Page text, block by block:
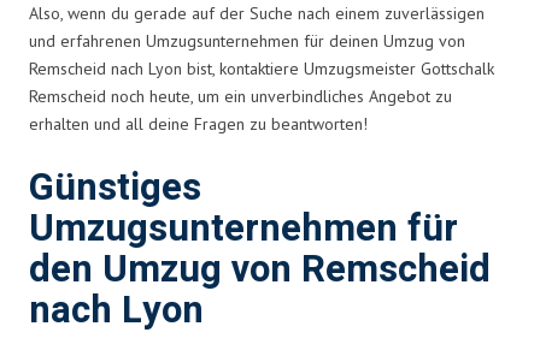
Also, wenn du gerade auf der Suche nach einem zuverlässigen
und erfahrenen Umzugsunternehmen für deinen Umzug von
Remscheid nach Lyon bist, kontaktiere Umzugsmeister Gottschalk
Remscheid noch heute, um ein unverbindliches Angebot zu
erhalten und all deine Fragen zu beantworten!
Günstiges
Umzugsunternehmen für
den Umzug von Remscheid
nach Lyon